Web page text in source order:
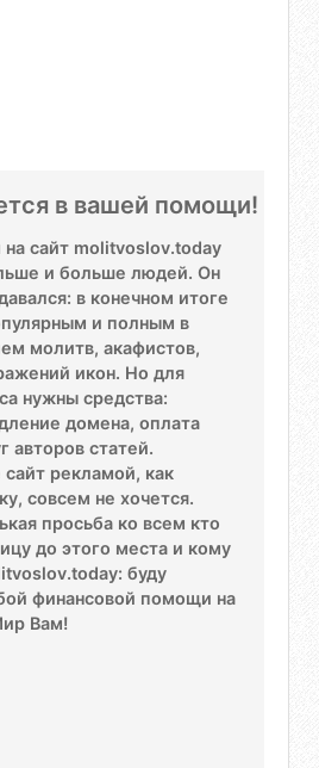
в вашей помощи!
сайт molitvoslov.today
и больше людей. Он
в конечном итоге
и полным в
молитв, акафистов,
икон. Но для
нужны средства:
домена, оплата
авторов статей.
рекламой, как
совсем не хочется.
просьба ко всем кто
до этого места и кому
буду
финансовой помощи на
Вам!